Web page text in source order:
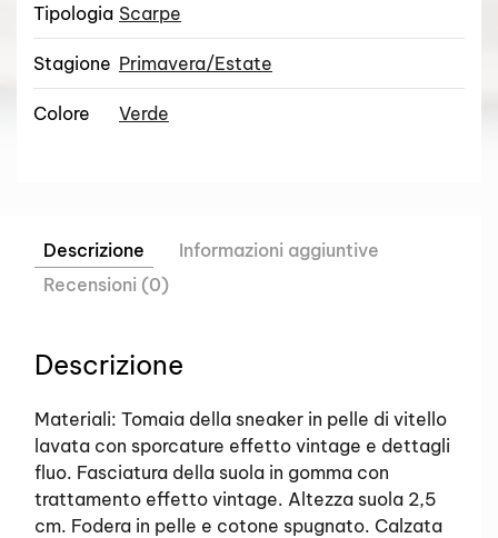
Tipologia Scarpe
Stagione Primavera/Estate
Colore Verde
Descrizione
Informazioni aggiuntive
Recensioni (0)
Descrizione
Materiali: Tomaia della sneaker in pelle di vitello
lavata con sporcature effetto vintage e dettagli
fluo. Fasciatura della suola in gomma con
trattamento effetto vintage. Altezza suola 2,5
cm. Fodera in pelle e cotone spugnato. Calzata